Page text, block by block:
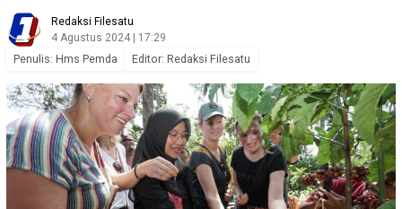
Redaksi Filesatu
4 Agustus 2024 | 17:29
Penulis: Hms Pemda Editor: Redaksi Filesatu